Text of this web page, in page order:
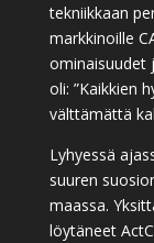
tekniikkaan
markkinoille
ominaisuudet
oli: ”Kaikkien
välttämättä
Lyhyessä
suuren
maassa.
löytäneet